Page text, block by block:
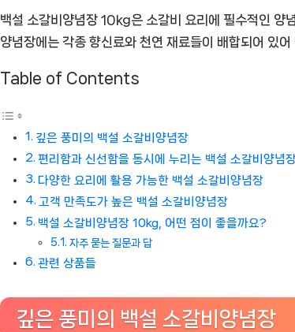
백설 소갈비양념장 10kg은 소갈비 요리에 필수적인 양
양념장에는 각종 향신료와 천연 재료들이 배합되어 있
Table of Contents
깊은 풍미의 백설 소갈비양념장
편리함과 신선함을 동시에 누리는 백설 소갈비양념
다양한 요리에 활용 가능한 백설 소갈비양념장
고객 만족도가 높은 백설 소갈비양념장
백설 소갈비양념장 10kg, 어떤 점이 좋을까요?
자주 묻는 질문과 답
관련 상품들
깊은 풍미의 백설 소갈비양념장